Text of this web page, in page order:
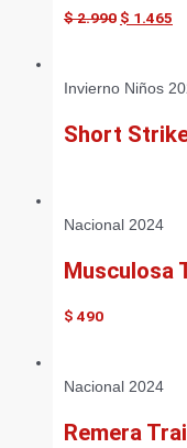
$2.990 $ 1.465
Invierno Niños
Short
Nacional 2024
Musculosa
$ 490
Nacional 2024
Remera